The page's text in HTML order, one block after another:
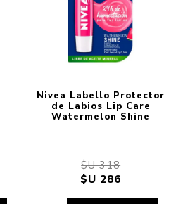
Nivea Labello Protector
de Labios Lip Care
Watermelon Shine
$U 318
$U 286